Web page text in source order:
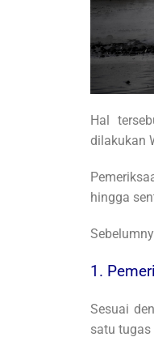
Hal
dilakukan
hingga
1.
Sesuai
satu tugas